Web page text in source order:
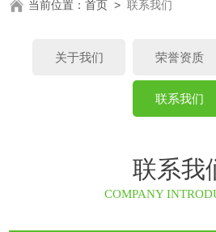
当前位置：首页 >联系我们
关于我们 荣誉资质
联系我们
联系我
COMPANY